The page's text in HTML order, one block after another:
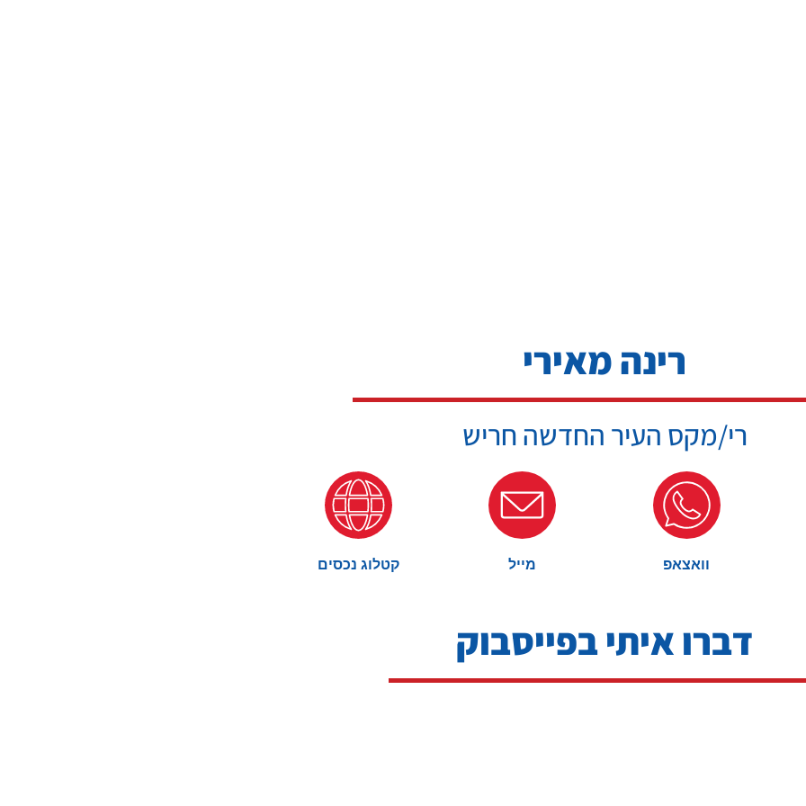
רינה מאירי
רי/מקס העיר החדשה חריש
וואצאפ מייל קטלוג נכסים
דברו איתי בפייסבוק